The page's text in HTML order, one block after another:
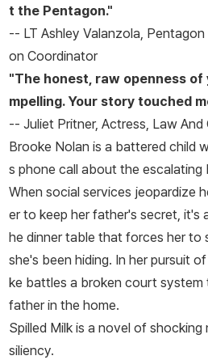
t the Pentagon."
-- LT Ashley Valanzola,
on Coordinator
"The honest, raw openness
mpelling. Your story touched
-- Juliet Pritner, Actress, Law And
Brooke Nolan is a battered child
s phone call about the escalating
When social services jeopardize
er to keep her father's secret, it's
he dinner table that forces her to
she's been hiding. In her pursuit
ke battles a broken court system
father in the home.
Spilled Milk is a novel of shocking
siliency.